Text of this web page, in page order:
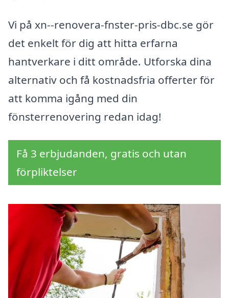
Vi på xn--renovera-fnster-pris-dbc.se gör
det enkelt för dig att hitta erfarna
hantverkare i ditt område. Utforska dina
alternativ och få kostnadsfria offerter för
att komma igång med din
fönsterrenovering redan idag!
Få 3 erbjudanden, gratis och utan
förpliktelser